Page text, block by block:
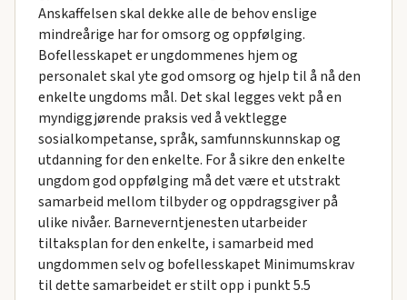
Anskaffelsen skal dekke alle de behov enslige
mindreårige har for omsorg og oppfølging.
Bofellesskapet er ungdommenes hjem og
personalet skal yte god omsorg og hjelp til å nå den
enkelte ungdoms mål. Det skal legges vekt på en
myndiggjørende praksis ved å vektlegge
sosialkompetanse, språk, samfunnskunnskap og
utdanning for den enkelte. For å sikre den enkelte
ungdom god oppfølging må det være et utstrakt
samarbeid mellom tilbyder og oppdragsgiver på
ulike nivåer. Barneverntjenesten utarbeider
tiltaksplan for den enkelte, i samarbeid med
ungdommen selv og bofellesskapet Minimumskrav
til dette samarbeidet er stilt opp i punkt 5.5